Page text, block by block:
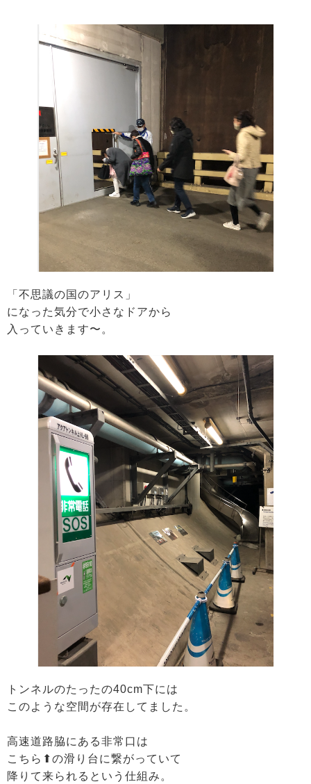
「不思議の国のアリス」
になった気分で小さなドアから
入っていきます〜。
トンネルのたったの40cm下には
このような空間が存在してました。
高速道路脇にある非常口は
こちら⬆︎の滑り台に繋がっていて
降りて来られるという仕組み。